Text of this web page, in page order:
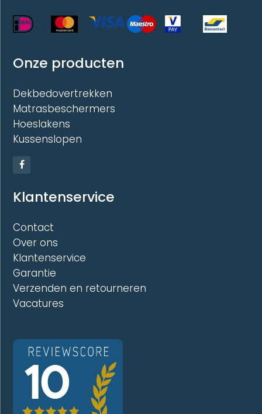
Onze producten
Dekbedovertrekken
Matrasbeschermers
Hoeslakens
Kussenslopen
Klantenservice
Contact
Over ons
Klantenservice
Garantie
Verzenden en retourneren
Vacatures